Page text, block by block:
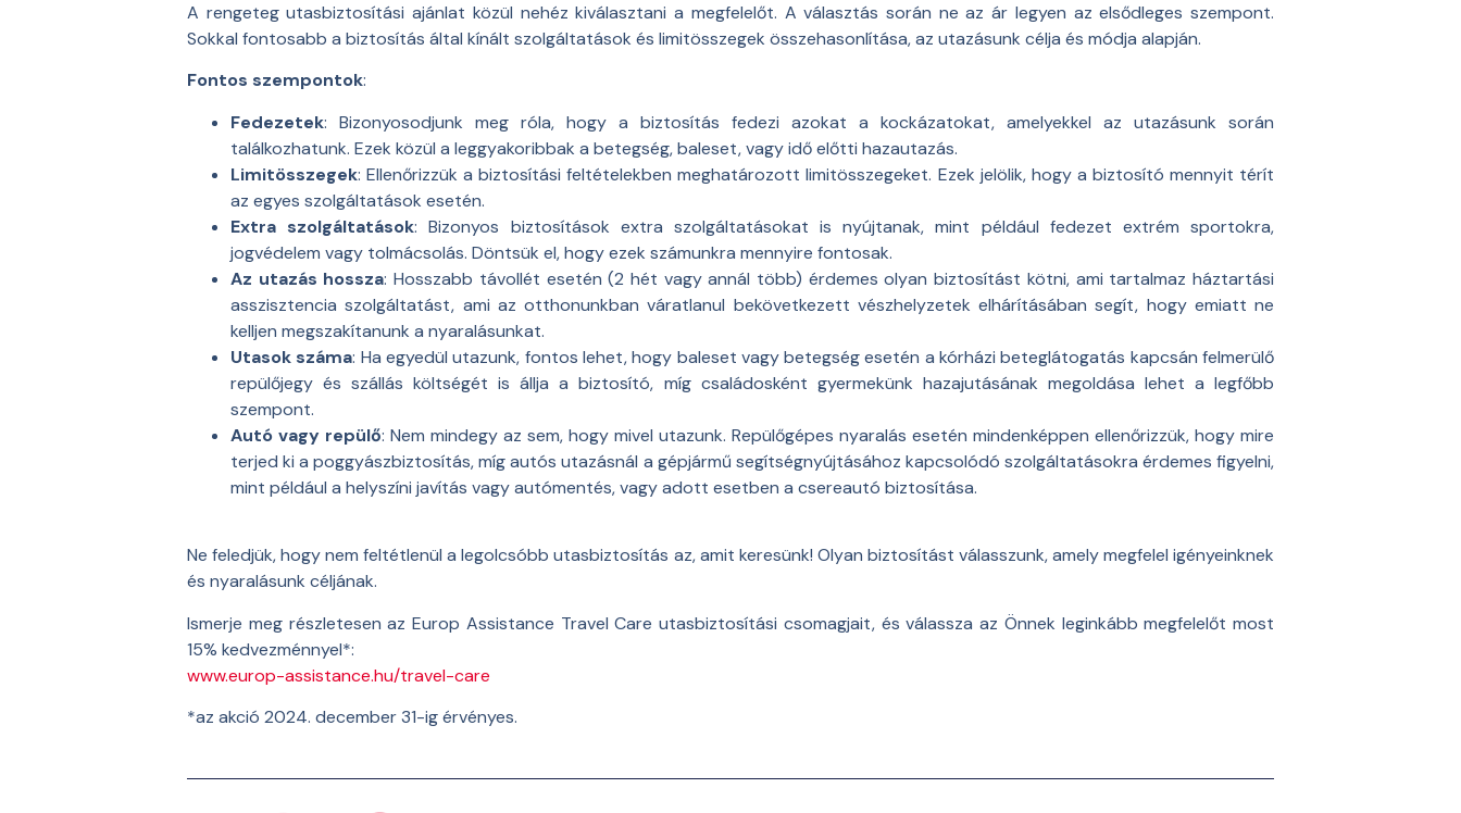
A rengeteg utasbiztosítási ajánlat közül nehéz kiválasztani a megfelelőt. A választás során ne az ár legyen az elsődleges szempont.
Sokkal fontosabb a biztosítás által kínált szolgáltatások és limitösszegek összehasonlítása, az utazásunk célja és módja alapján.
Fontos szempontok:
Fedezetek: Bizonyosodjunk meg róla, hogy a biztosítás fedezi azokat a kockázatokat, amelyekkel az utazásunk során
találkozhatunk. Ezek közül a leggyakoribbak a betegség, baleset, vagy idő előtti hazautazás.
Limitösszegek: Ellenőrizzük a biztosítási feltételekben meghatározott limitösszegeket. Ezek jelölik, hogy a biztosító mennyit térít
az egyes szolgáltatások esetén.
Extra szolgáltatások: Bizonyos biztosítások extra szolgáltatásokat is nyújtanak, mint például fedezet extrém sportokra,
jogvédelem vagy tolmácsolás. Döntsük el, hogy ezek számunkra mennyire fontosak.
Az utazás hossza: Hosszabb távollét esetén (2 hét vagy annál több) érdemes olyan biztosítást kötni, ami tartalmaz háztartási
asszisztencia szolgáltatást, ami az otthonunkban váratlanul bekövetkezett vészhelyzetek elhárításában segít, hogy emiatt ne
kelljen megszakítanunk a nyaralásunkat.
Utasok száma: Ha egyedül utazunk, fontos lehet, hogy baleset vagy betegség esetén a kórházi beteglátogatás kapcsán felmerülő
repülőjegy és szállás költségét is állja a biztosító, míg családosként gyermekünk hazajutásának megoldása lehet a legfőbb
szempont.
Autó vagy repülő: Nem mindegy az sem, hogy mivel utazunk. Repülőgépes nyaralás esetén mindenképpen ellenőrizzük, hogy mire
terjed ki a poggyászbiztosítás, míg autós utazásnál a gépjármű segítségnyújtásához kapcsolódó szolgáltatásokra érdemes figyelni,
mint például a helyszíni javítás vagy autómentés, vagy adott esetben a csereautó biztosítása.
Ne feledjük, hogy nem feltétlenül a legolcsóbb utasbiztosítás az, amit keresünk! Olyan biztosítást válasszunk, amely megfelel igényeinknek
és nyaralásunk céljának.
Ismerje meg részletesen az Europ Assistance Travel Care utasbiztosítási csomagjait, és válassza az Önnek leginkább megfelelőt most
15% kedvezménnyel*:
www.europ-assistance.hu/travel-care
*az akció 2024. december 31-ig érvényes.